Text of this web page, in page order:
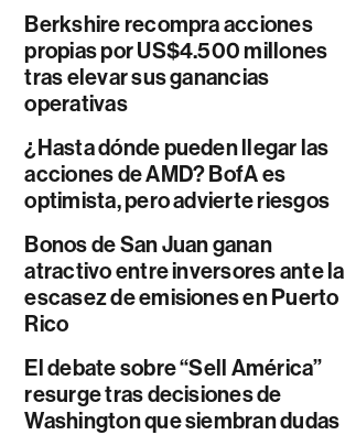
Berkshire recompra acciones
propias por US$4.500 millones
tras elevar sus ganancias
operativas
¿Hasta dónde pueden llegar las
acciones de AMD? BofA es
optimista, pero advierte riesgos
Bonos de San Juan ganan
atractivo entre inversores ante la
escasez de emisiones en Puerto
Rico
El debate sobre “Sell América”
resurge tras decisiones de
Washington que siembran dudas